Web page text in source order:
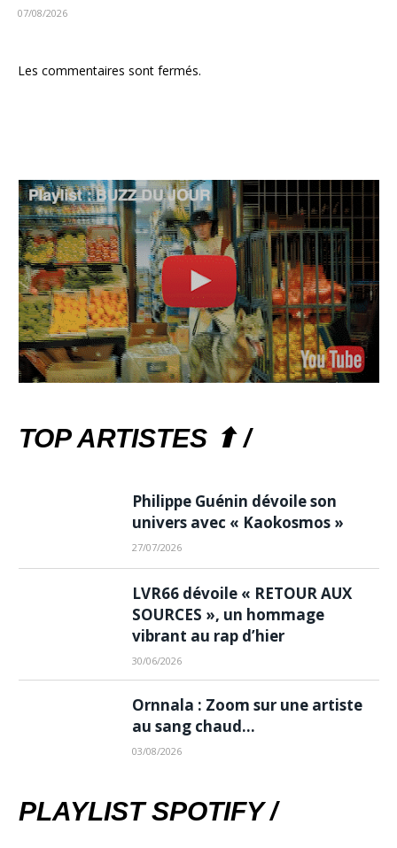
07/08/2026
Les commentaires sont fermés.
TOP ARTISTES ⬆ /
Philippe Guénin dévoile son
univers avec « Kaokosmos »
27/07/2026
LVR66 dévoile « RETOUR AUX
SOURCES », un hommage
vibrant au rap d’hier
30/06/2026
Ornnala : Zoom sur une artiste
au sang chaud…
03/08/2026
PLAYLIST SPOTIFY /